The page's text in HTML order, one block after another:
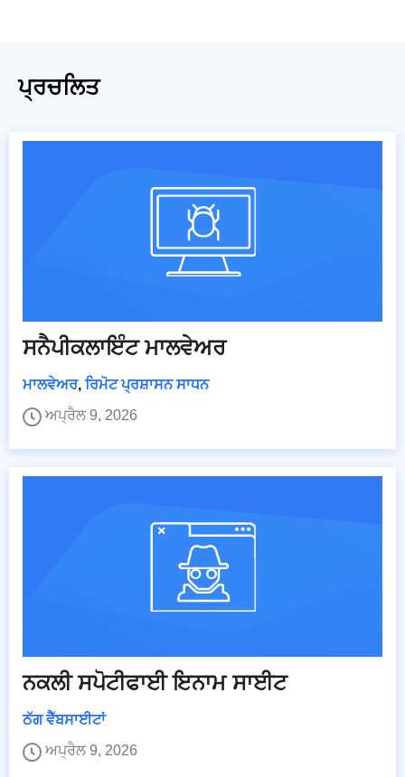
ਪ੍ਰਚਲਿਤ
ਸਨੈਪੀਕਲਾਇੰਟ ਮਾਲਵੇਅਰ
ਮਾਲਵੇਅਰ, ਰਿਮੋਟ ਪ੍ਰਸ਼ਾਸਨ ਸਾਧਨ
ਅਪ੍ਰੈਲ 9, 2026
ਨਕਲੀ ਸਪੋਟੀਫਾਈ ਇਨਾਮ ਸਾਈਟ
ਠੱਗ ਵੈੱਬਸਾਈਟਾਂ
ਅਪ੍ਰੈਲ 9, 2026